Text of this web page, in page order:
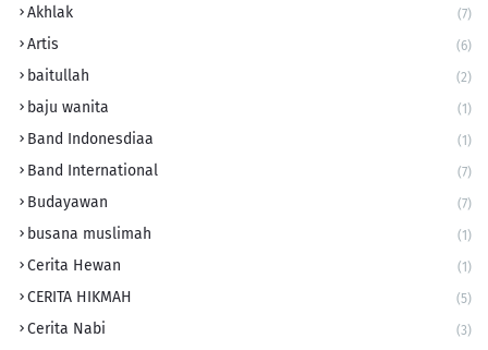
Akhlak (7)
Artis (6)
baitullah (2)
baju wanita (1)
Band Indonesdiaa (1)
Band International (7)
Budayawan (7)
busana muslimah (1)
Cerita Hewan (1)
CERITA HIKMAH (5)
Cerita Nabi (3)